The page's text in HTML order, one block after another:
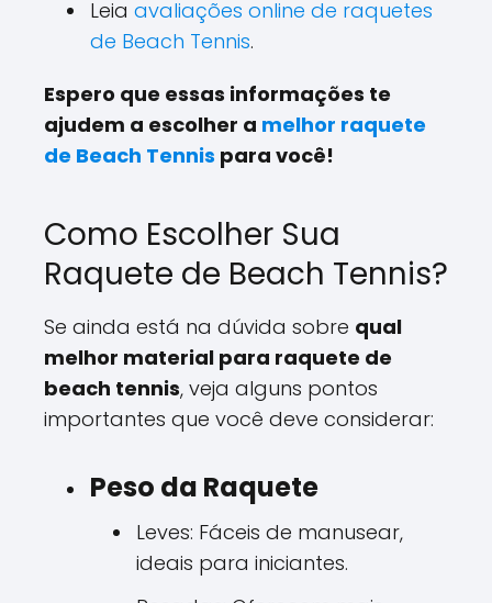
Leia avaliações online de raquetes
de Beach Tennis.
Espero que essas informações te
ajudem a escolher a melhor raquete
de Beach Tennis para você!
Como Escolher Sua
Raquete de Beach Tennis?
Se ainda está na dúvida sobre qual
melhor material para raquete de
beach tennis, veja alguns pontos
importantes que você deve considerar:
Peso da Raquete
Leves: Fáceis de manusear,
ideais para iniciantes.